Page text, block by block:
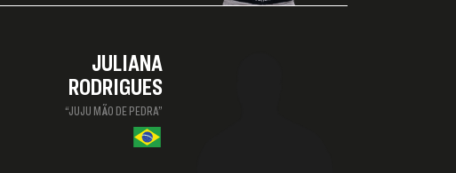
JULIANA
RODRIGUES
“JUJU MÃO DE PEDRA”